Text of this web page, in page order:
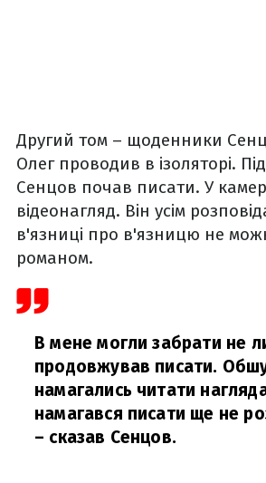
Другий том – щоденники
Олег проводив в ізоляторі.
Сенцов почав писати. У
відеонагляд. Він усім
в'язниці про в'язницю не
романом.
В мене могли забрати не
продовжував писати.
намагались читати
намагався писати ще не
– сказав Сенцов.